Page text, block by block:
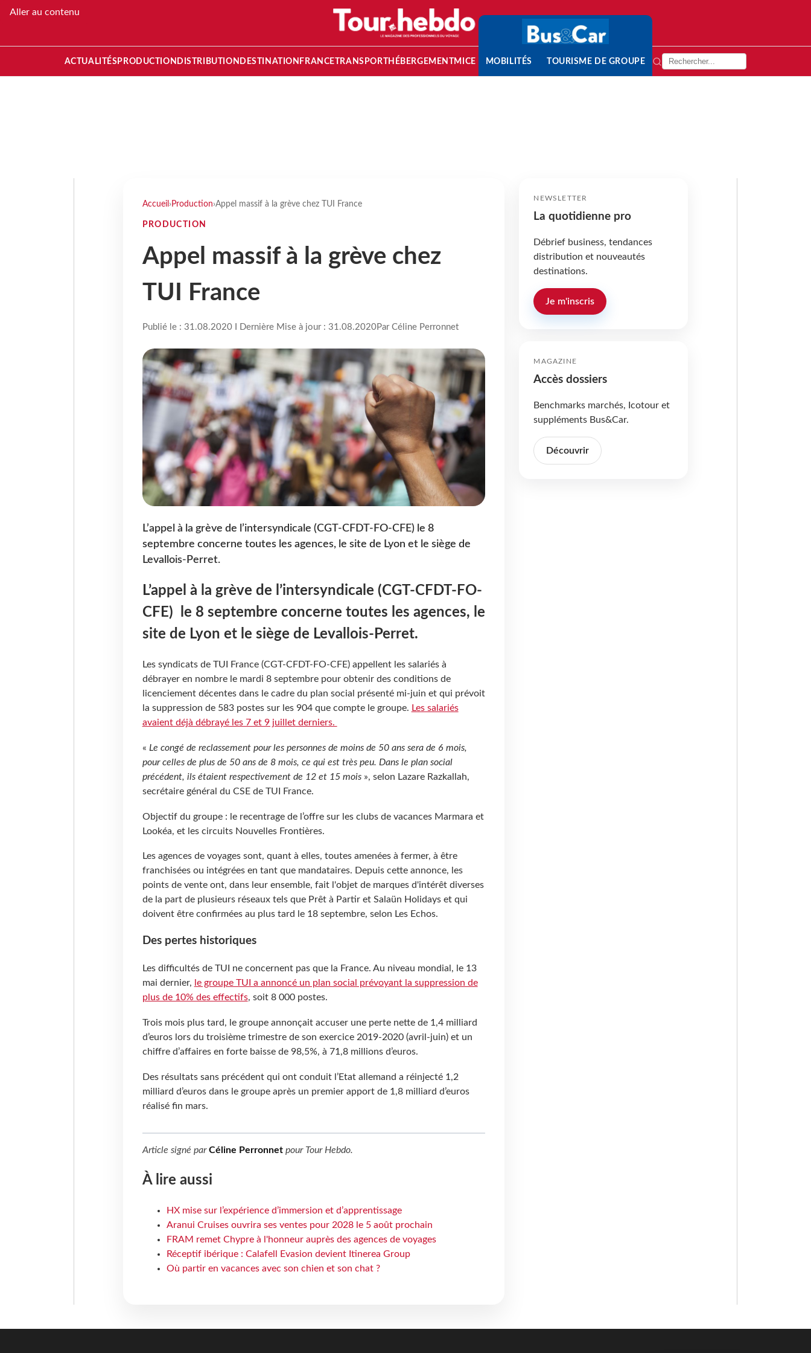
Aller au contenu
ACTUALITÉS PRODUCTION DISTRIBUTION DESTINATION FRANCETRANSPORT HÉBERGEMENTMICE MOBILITÉS TOURISME DE GROUPE
Accueil › Production›Appel massif à la grève chez TUI France
PRODUCTION
Appel massif à la grève chez
TUI France
Publié le : 31.08.2020 I Dernière Mise à jour : 31.08.2020Par Céline Perronnet
L’appel à la grève de l’intersyndicale (CGT-CFDT-FO-CFE) le 8
septembre concerne toutes les agences, le site de Lyon et le siège de
Levallois-Perret.
L’appel à la grève de l’intersyndicale (CGT-CFDT-FO-
CFE) le 8 septembre concerne toutes les agences, le
site de Lyon et le siège de Levallois-Perret.
Les syndicats de TUI France (CGT-CFDT-FO-CFE) appellent les salariés à
débrayer en nombre le mardi 8 septembre pour obtenir des conditions de
licenciement décentes dans le cadre du plan social présenté mi-juin et qui prévoit
la suppression de 583 postes sur les 904 que compte le groupe. Les salariés
avaient déjà débrayé les 7 et 9 juillet derniers.
« Le congé de reclassement pour les personnes de moins de 50 ans sera de 6 mois,
pour celles de plus de 50 ans de 8 mois, ce qui est très peu. Dans le plan social
précédent, ils étaient respectivement de 12 et 15 mois», selon Lazare Razkallah,
secrétaire général du CSE de TUI France.
Objectif du groupe : le recentrage de l’offre sur les clubs de vacances Marmara et
Lookéa, et les circuits Nouvelles Frontières.
Les agences de voyages sont, quant à elles, toutes amenées à fermer, à être
franchisées ou intégrées en tant que mandataires. Depuis cette annonce, les
points de vente ont, dans leur ensemble, fait l'objet de marques d'intérêt diverses
de la part de plusieurs réseaux tels que Prêt à Partir et Salaün Holidays et qui
doivent être confirmées au plus tard le 18 septembre, selon Les Echos.
Des pertes historiques
Les difficultés de TUI ne concernent pas que la France. Au niveau mondial, le 13
mai dernier, le groupe TUI a annoncé un plan social prévoyant la suppression de
plus de 10% des effectifs, soit 8 000 postes.
Trois mois plus tard, le groupe annonçait accuser une perte nette de 1,4 milliard
d’euros lors du troisième trimestre de son exercice 2019-2020 (avril-juin) et un
chiffre d’affaires en forte baisse de 98,5%, à 71,8 millions d’euros.
Des résultats sans précédent qui ont conduit l’Etat allemand a réinjecté 1,2
milliard d’euros dans le groupe après un premier apport de 1,8 milliard d’euros
réalisé fin mars.
Article signé parCéline Perronnetpour Tour Hebdo.
À lire aussi
HX mise sur l’expérience d’immersion et d’apprentissage
Aranui Cruises ouvrira ses ventes pour 2028 le 5 août prochain
FRAM remet Chypre à l'honneur auprès des agences de voyages
Réceptif ibérique : Calafell Evasion devient Itinerea Group
Où partir en vacances avec son chien et son chat ?
NEWSLETTER
La quotidienne pro
Débrief business, tendances
distribution et nouveautés
destinations.
Je m'inscris
MAGAZINE
Accès dossiers
Benchmarks marchés, Icotour et
suppléments Bus&Car.
Découvrir